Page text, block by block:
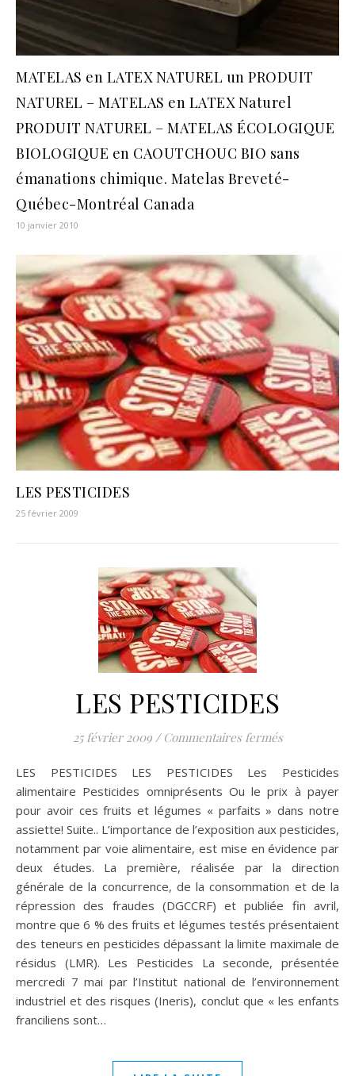
MATELAS en LATEX NATUREL un PRODUIT
NATUREL – MATELAS en LATEX Naturel
PRODUIT NATUREL – MATELAS ÉCOLOGIQUE
BIOLOGIQUE en CAOUTCHOUC BIO sans
émanations chimique. Matelas Breveté-
Québec-Montréal Canada
10 janvier 2010
LES PESTICIDES
25 février 2009
LES PESTICIDES
25 février 2009 / Commentaires ferméssur LES
LES PESTICIDES LES PESTICIDES Les Pesticides
alimentaire Pesticides omniprésents Ou le prix à payer
pour avoir ces fruits et légumes « parfaits » dans notre
assiette! Suite.. L’importance de l’exposition aux pesticides,
notamment par voie alimentaire, est mise en évidence par
deux études. La première, réalisée par la direction
générale de la concurrence, de la consommation et de la
répression des fraudes (DGCCRF) et publiée fin avril,
montre que 6 % des fruits et légumes testés présentaient
des teneurs en pesticides dépassant la limite maximale de
résidus (LMR). Les Pesticides La seconde, présentée
mercredi 7 mai par l’Institut national de l’environnement
industriel et des risques (Ineris), conclut que « les enfants
franciliens sont…